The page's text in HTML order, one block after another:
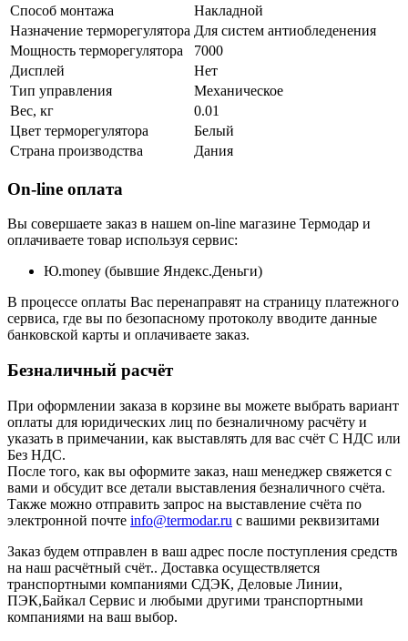
Способ монтажа
Накладной
Назначение терморегулятора Для систем антиобледенения
Мощность терморегулятора
7000
Дисплей
Нет
Тип управления
Механическое
Вес, кг
0.01
Цвет терморегулятора
Белый
Страна производства
Дания
On-line оплата
Вы совершаете заказ в нашем on-line магазине Термодар и
оплачиваете товар используя сервис:
Ю.money (бывшие Яндекс.Деньги)
В процессе оплаты Вас перенаправят на страницу платежного
сервиса, где вы по безопасному протоколу вводите данные
банковской карты и оплачиваете заказ.
Безналичный расчёт
При оформлении заказа в корзине вы можете выбрать вариант
оплаты для юридических лиц по безналичному расчёту и
указать в примечании, как выставлять для вас счёт С НДС или
Без НДС.
После того, как вы оформите заказ, наш менеджер свяжется с
вами и обсудит все детали выставления безналичного счёта.
Также можно отправить запрос на выставление счёта по
электронной почте info@termodar.ru с вашими реквизитами
Заказ будем отправлен в ваш адрес после поступления средств
на наш расчётный счёт.. Доставка осуществляется
транспортными компаниями СДЭК, Деловые Линии,
ПЭК,Байкал Сервис и любыми другими транспортными
компаниями на ваш выбор.